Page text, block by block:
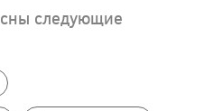
следующие